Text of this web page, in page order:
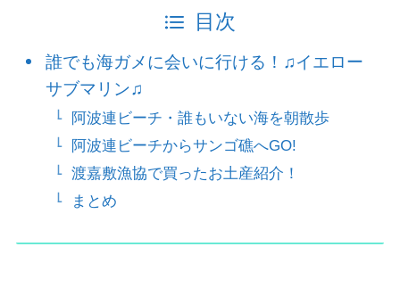
目次
誰でも海ガメに会いに行ける！♫イエロー
サブマリン♫
阿波連ビーチ・誰もいない海を朝散歩
阿波連ビーチからサンゴ礁へGO!
渡嘉敷漁協で買ったお土産紹介！
まとめ